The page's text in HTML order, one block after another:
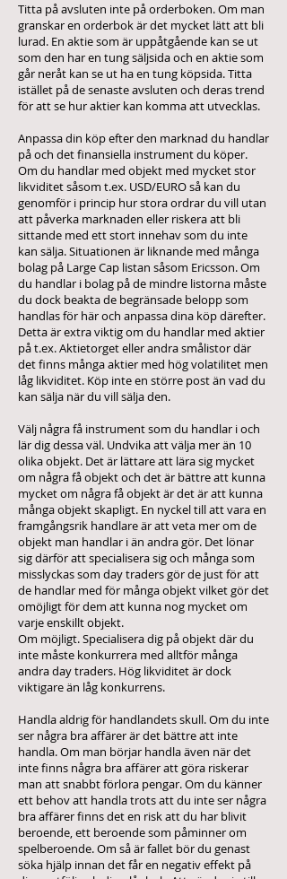
Titta på avsluten inte på orderboken. Om man
granskar en orderbok är det mycket lätt att bli
lurad. En aktie som är uppåtgående kan se ut
som den har en tung säljsida och en aktie som
går neråt kan se ut ha en tung köpsida. Titta
istället på de senaste avsluten och deras trend
för att se hur aktier kan komma att utvecklas.
Anpassa din köp efter den marknad du handlar
på och det finansiella instrument du köper.
Om du handlar med objekt med mycket stor
likviditet såsom t.ex. USD/EURO så kan du
genomför i princip hur stora ordrar du vill utan
att påverka marknaden eller riskera att bli
sittande med ett stort innehav som du inte
kan sälja. Situationen är liknande med många
bolag på Large Cap listan såsom Ericsson. Om
du handlar i bolag på de mindre listorna måste
du dock beakta de begränsade belopp som
handlas för här och anpassa dina köp därefter.
Detta är extra viktig om du handlar med aktier
på t.ex. Aktietorget eller andra smålistor där
det finns många aktier med hög volatilitet men
låg likviditet. Köp inte en större post än vad du
kan sälja när du vill sälja den.
Välj några få instrument som du handlar i och
lär dig dessa väl. Undvika att välja mer än 10
olika objekt. Det är lättare att lära sig mycket
om några få objekt och det är bättre att kunna
mycket om några få objekt är det är att kunna
många objekt skapligt. En nyckel till att vara en
framgångsrik handlare är att veta mer om de
objekt man handlar i än andra gör. Det lönar
sig därför att specialisera sig och många som
misslyckas som day traders gör de just för att
de handlar med för många objekt vilket gör det
omöjligt för dem att kunna nog mycket om
varje enskillt objekt.
Om möjligt. Specialisera dig på objekt där du
inte måste konkurrera med alltför många
andra day traders. Hög likviditet är dock
viktigare än låg konkurrens.
Handla aldrig för handlandets skull. Om du inte
ser några bra affärer är det bättre att inte
handla. Om man börjar handla även när det
inte finns några bra affärer att göra riskerar
man att snabbt förlora pengar. Om du känner
ett behov att handla trots att du inte ser några
bra affärer finns det en risk att du har blivit
beroende, ett beroende som påminner om
spelberoende. Om så är fallet bör du genast
söka hjälp innan det får en negativ effekt på